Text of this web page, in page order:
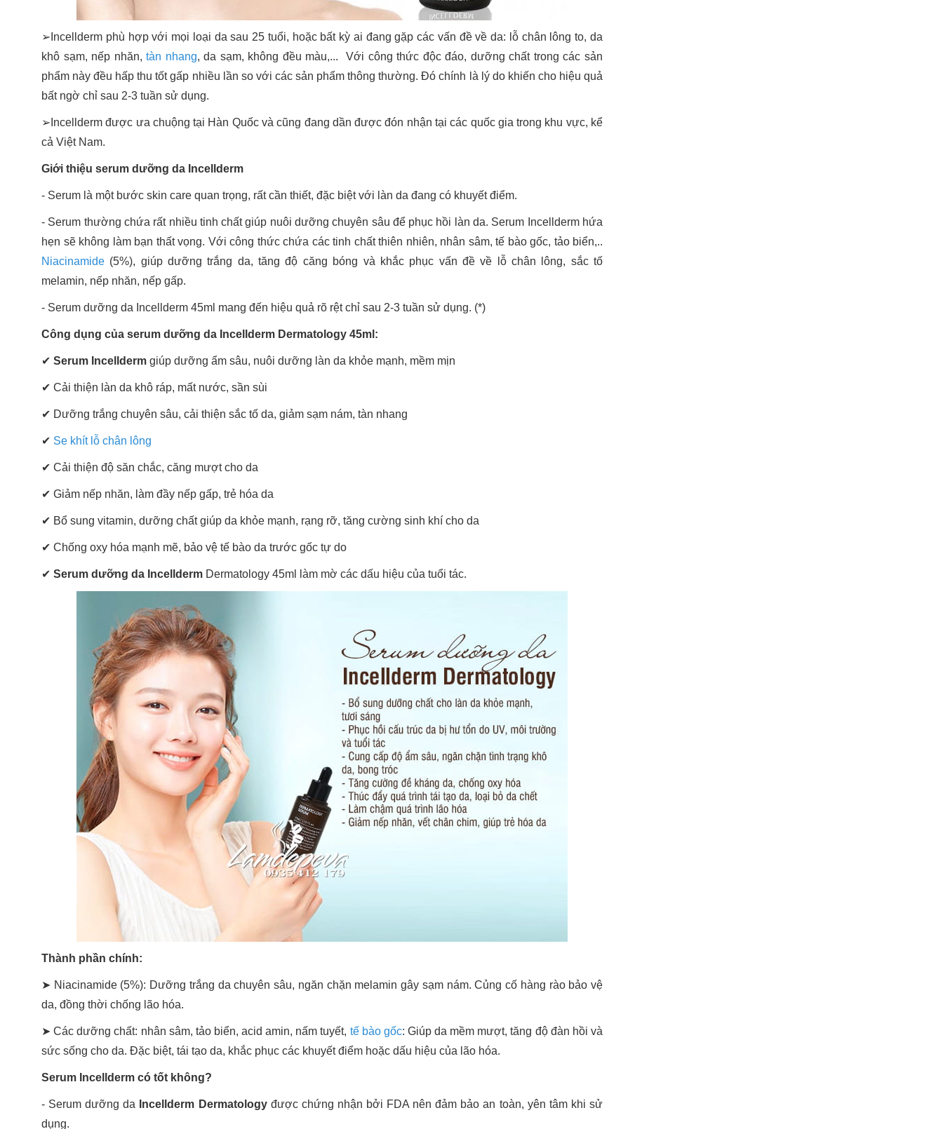
➢Incellderm phù hợp với mọi loại da sau 25 tuổi, hoặc bất kỳ ai đang gặp các vấn đề về da: lỗ chân lông to, da
khô sạm, nếp nhăn,tàn nhang, da sạm, không đều màu,... Với công thức độc đáo, dưỡng chất trong các sản
phẩm này đều hấp thu tốt gấp nhiều lần so với các sản phẩm thông thường. Đó chính là lý do khiến cho hiệu quả
bất ngờ chỉ sau 2-3 tuần sử dụng.
➢Incellderm được ưa chuộng tại Hàn Quốc và cũng đang dần được đón nhận tại các quốc gia trong khu vực, kể
cả Việt Nam.
Giới thiệu serum dưỡng da Incellderm
- Serum là một bước skin care quan trọng, rất cần thiết, đặc biệt với làn da đang có khuyết điểm.
- Serum thường chứa rất nhiều tinh chất giúp nuôi dưỡng chuyên sâu để phục hồi làn da. Serum Incellderm hứa
hẹn sẽ không làm bạn thất vọng. Với công thức chứa các tinh chất thiên nhiên, nhân sâm, tế bào gốc, tảo biển,..
Niacinamide (5%), giúp dưỡng trắng da, tăng độ căng bóng và khắc phục vấn đề về lỗ chân lông, sắc tố
melamin, nếp nhăn, nếp gấp.
- Serum dưỡng da Incellderm 45ml mang đến hiệu quả rõ rệt chỉ sau 2-3 tuần sử dụng. (*)
Công dụng của serum dưỡng da Incellderm Dermatology 45ml:
✔ Serum Incellderm giúp dưỡng ẩm sâu, nuôi dưỡng làn da khỏe mạnh, mềm mịn
✔ Cải thiện làn da khô ráp, mất nước, sần sùi
✔ Dưỡng trắng chuyên sâu, cải thiện sắc tố da, giảm sạm nám, tàn nhang
✔ Se khít lỗ chân lông
✔ Cải thiện độ săn chắc, căng mượt cho da
✔ Giảm nếp nhăn, làm đầy nếp gấp, trẻ hóa da
✔ Bổ sung vitamin, dưỡng chất giúp da khỏe mạnh, rạng rỡ, tăng cường sinh khí cho da
✔ Chống oxy hóa mạnh mẽ, bảo vệ tế bào da trước gốc tự do
✔ Serum dưỡng da Incellderm Dermatology 45ml làm mờ các dấu hiệu của tuổi tác.
Thành phần chính:
➤ Niacinamide (5%): Dưỡng trắng da chuyên sâu, ngăn chặn melamin gây sạm nám. Củng cố hàng rào bảo vệ
da, đồng thời chống lão hóa.
➤ Các dưỡng chất: nhân sâm, tảo biển, acid amin, nấm tuyết, tế bào gốc: Giúp da mềm mượt, tăng độ đàn hồi và
sức sống cho da. Đặc biệt, tái tạo da, khắc phục các khuyết điểm hoặc dấu hiệu của lão hóa.
Serum Incellderm có tốt không?
- Serum dưỡng da Incellderm Dermatologyđược chứng nhận bởi FDA nên đảm bảo an toàn, yên tâm khi sử
dụng.